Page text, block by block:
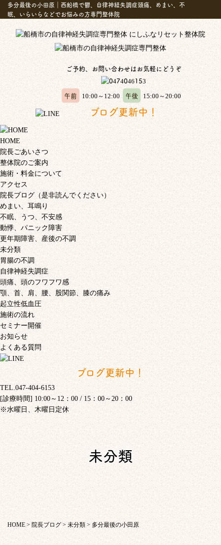
多分最後の小田原｜西船橋で鬱、自律神経失調症頭痛、めまい、不
眠、いらいらなどでお悩みの方専門整体院
ご予約、お問い合わせはお気軽にどうぞ
午前 10:00～12:00 午後 15:00～20:00
ブログ更新中！
HOME
院長ごあいさつ
整体院のご案内
施術・料金について
アクセス
院長ブログ（是非読んでください）
めまい、耳鳴り
不眠、うつ、不安感
動悸、パニック障害
更年期障害、産後の不調
未分類
胃腸の不調
自律神経失調症
頭痛、頭のフワフワ感
顎、首、肩、腰、股関節、膝の痛み
起立性低血圧
施術の流れ
セミナー開催
お知らせ
よくある質問
ブログ更新中！
TEL.047-404-6153
[診療時間] 10:00～12：00 / 15：00～20：00
※水曜日、木曜日定休
未分類
HOME > 院長ブログ > 未分類 > 多分最後の小田原